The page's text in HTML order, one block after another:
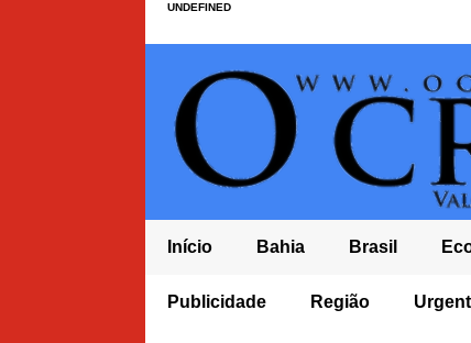
UNDEFINED
Início Bahia Brasil
Publicidade Região
IDEB BAHIA FICA EM ÚLTIMO LUGAR NOS ANOS FINAIS DO ENSINO